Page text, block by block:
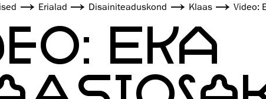
Erialad Disaini­­teaduskond Klaas Video:
EKA